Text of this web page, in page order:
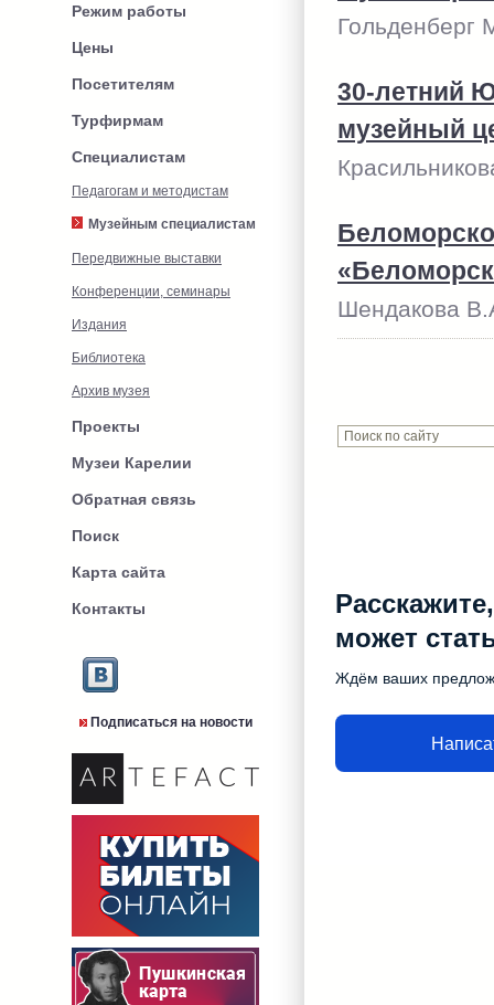
Режим работы
Цены
Посетителям
Турфирмам
Специалистам
Педагогам и методистам
Музейным специалистам
Передвижные выставки
Конференции, семинары
Издания
Библиотека
Архив музея
Проекты
Музеи Карелии
Обратная связь
Поиск
Карта сайта
Контакты
Подписаться на новости
Гольденберг
30-летний
музейный
Шендакова
может
Ждём ваших